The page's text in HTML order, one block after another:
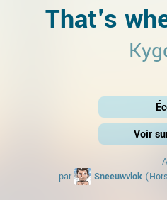
That's
Voir
par
Sneeuwvlok